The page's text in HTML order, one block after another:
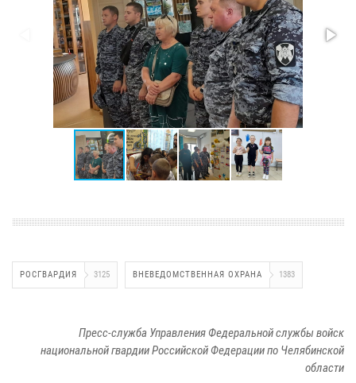
РОСГВАРДИЯ 3125 ВНЕВЕДОМСТВЕННАЯ ОХРАНА 1383
Пресс-служба Управления Федеральной службы войск
национальной гвардии Российской Федерации по Челябинской
области